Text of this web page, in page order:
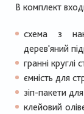
В комплект
схема з
дерев'яний
гранні круглі
ємність для
зіп-пакети для
клейовий